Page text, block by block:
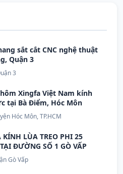
sắt cắt CNC nghệ thuật
Quận 3
3
Xingfa Việt Nam kính
tại Bà Điểm, Hóc Môn
Hóc Môn, TP.HCM
KÍNH LÙA TREO PHI 25
ĐƯỜNG SỐ 1 GÒ VẤP
Gò Vấp